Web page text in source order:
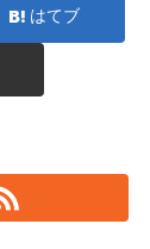
はてブ